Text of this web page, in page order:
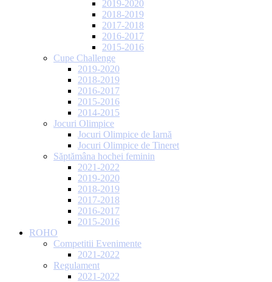
2019-2020
2018-2019
2017-2018
2016-2017
2015-2016
Cupe Challenge
2019-2020
2018-2019
2016-2017
2015-2016
2014-2015
Jocuri Olimpice
Jocuri Olimpice de Iarnă
Jocuri Olimpice de Tineret
Săptămâna hochei feminin
2021-2022
2019-2020
2018-2019
2017-2018
2016-2017
2015-2016
ROHO
Competitii Evenimente
2021-2022
Regulament
2021-2022